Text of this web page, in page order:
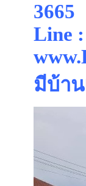
3665
Line :
มีบ้าน